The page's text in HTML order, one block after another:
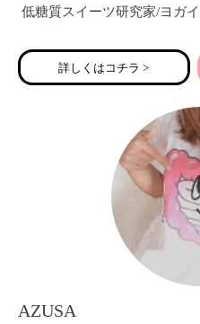
低糖質スイーツ研究家/ヨガ
低糖質スイーツ・パン・料理
あなたとあなたの大切な人
いただきます♡
【ママの笑顔はみんなの笑顔
一緒に楽しく学びましょう。
よろしくお願い致します。
詳しくはコチラ >
AZUSA